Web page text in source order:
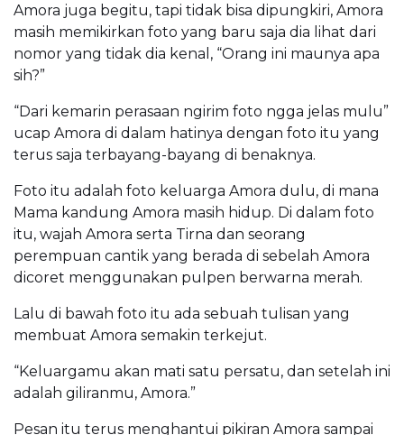
Amora juga begitu, tapi tidak bisa dipungkiri, Amora
masih memikirkan foto yang baru saja dia lihat dari
nomor yang tidak dia kenal, “Orang ini maunya apa
sih?”
“Dari kemarin perasaan ngirim foto ngga jelas mulu”
ucap Amora di dalam hatinya dengan foto itu yang
terus saja terbayang-bayang di benaknya.
Foto itu adalah foto keluarga Amora dulu, di mana
Mama kandung Amora masih hidup. Di dalam foto
itu, wajah Amora serta Tirna dan seorang
perempuan cantik yang berada di sebelah Amora
dicoret menggunakan pulpen berwarna merah.
Lalu di bawah foto itu ada sebuah tulisan yang
membuat Amora semakin terkejut.
“Keluargamu akan mati satu persatu, dan setelah ini
adalah giliranmu, Amora.”
Pesan itu terus menghantui pikiran Amora sampai